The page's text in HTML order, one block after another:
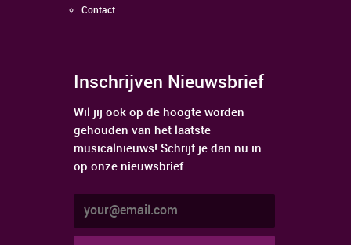
Contact
Inschrijven Nieuwsbrief
Wil jij ook op de hoogte worden
gehouden van het laatste
musicalnieuws! Schrijf je dan nu in
op onze nieuwsbrief.